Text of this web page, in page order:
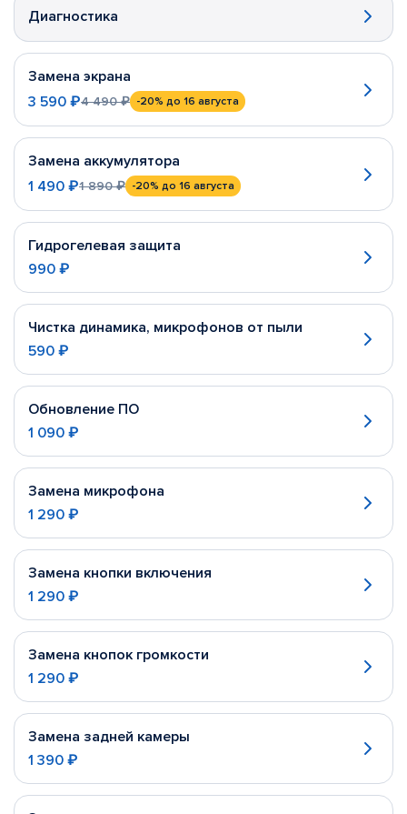
Диагностика
Замена экрана
3 590 ₽4 490 ₽ -20% до 16 августа
Замена аккумулятора
1 490 ₽1 890 ₽ -20% до 16 августа
Гидрогелевая защита
990 ₽
Чистка динамика, микрофонов от пыли
590 ₽
Обновление ПО
1 090 ₽
Замена микрофона
1 290 ₽
Замена кнопки включения
1 290 ₽
Замена кнопок громкости
1 290 ₽
Замена задней камеры
1 390 ₽